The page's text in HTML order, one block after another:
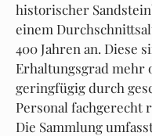
historischer
einem
400 Jahren an. Diese
Erhaltungsgrad mehr
geringfügig durch
Personal fachgerecht
Die Sammlung